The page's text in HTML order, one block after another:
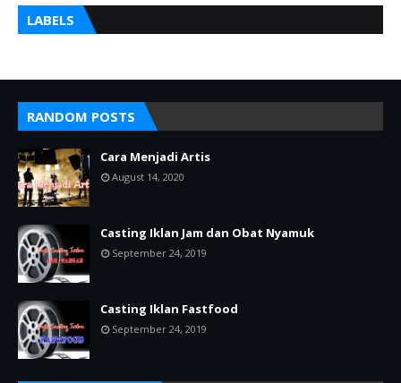
LABELS
RANDOM POSTS
Cara Menjadi Artis
August 14, 2020
Casting Iklan Jam dan Obat Nyamuk
September 24, 2019
Casting Iklan Fastfood
September 24, 2019